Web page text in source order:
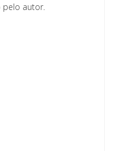
autor.